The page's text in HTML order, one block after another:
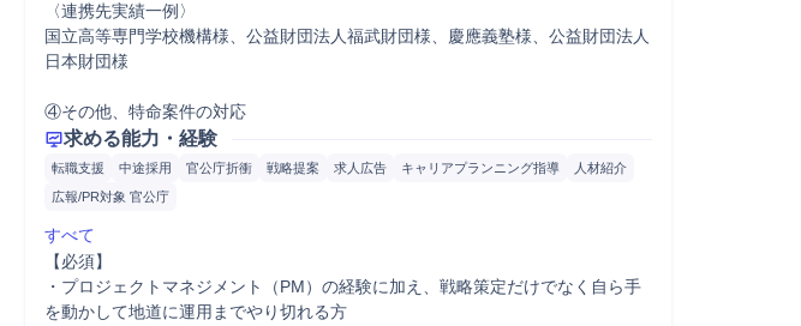
〈連携先実績一例〉
国立高等専門学校機構様、公益財団法人福武財団様、慶應義塾様、公益財団法人
日本財団様
④その他、特命案件の対応
求める能力・経験
転職支援 中途採用 官公庁折衝 戦略提案 求人広告 キャリアプランニング指導
人材紹介
広報/PR対象 官公庁
すべて
【必須】
・プロジェクトマネジメント（PM）の経験に加え、戦略策定だけでなく自ら手
を動かして地道に運用までやり切れる方